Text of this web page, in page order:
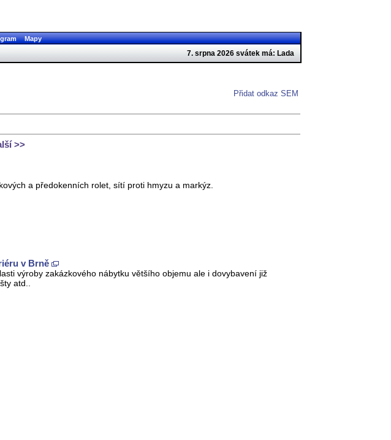
Mapy
7. srpna 2026 svátek má: Lada
Přidat odkaz SEM
>>
a předokenních rolet, sítí proti hmyzu a markýz.
v Brně
výroby zakázkového nábytku většího objemu ale i dovybavení již
atd..